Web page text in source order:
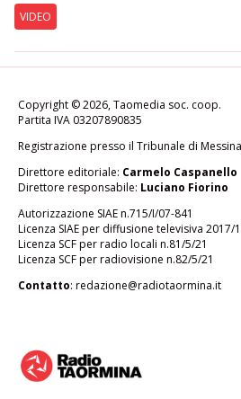
VIDEO
Copyright © 2026, Taomedia soc. coop.
Partita IVA 03207890835
Registrazione presso il Tribunale di
Direttore editoriale: Carmelo Caspanello
Direttore responsabile: Luciano Fiorino
Autorizzazione SIAE n.715/I/07-841
Licenza SIAE per diffusione televisiva 2017/
Licenza SCF per radio locali n.81/5/21
Licenza SCF per radiovisione n.82/5/21
Contatto: redazione@radiotaormina.it